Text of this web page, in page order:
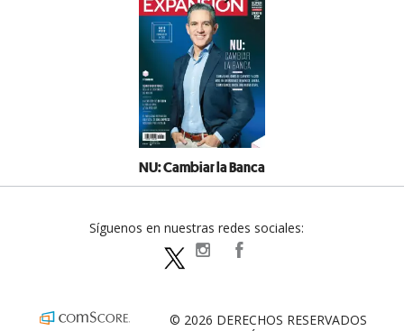
NU: Cambiar la Banca
Síguenos en nuestras redes sociales:
expansionpolitica
© 2026 DERECHOS RESERVADOS